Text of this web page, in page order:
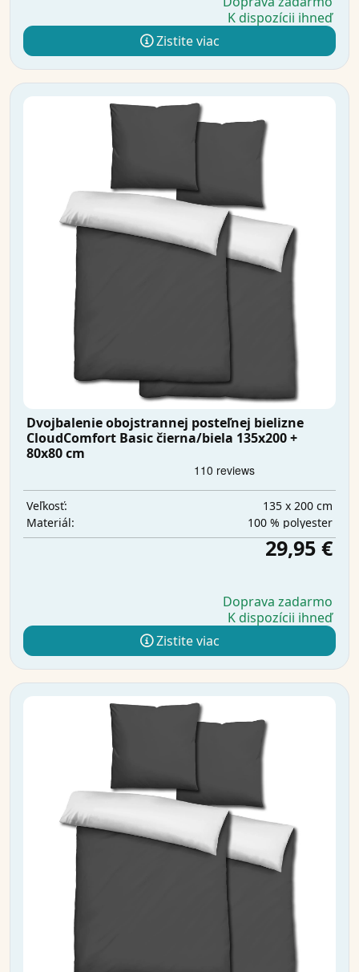
K dispozícii ihneď
Zistite viac
Dvojbalenie obojstrannej posteľnej bielizne
CloudComfort Basic čierna/biela 135x200 +
80x80 cm
Veľkosť:
135 x 200 cm
Materiál:
100 % polyester
29,95 €
Doprava zadarmo
K dispozícii ihneď
Zistite viac